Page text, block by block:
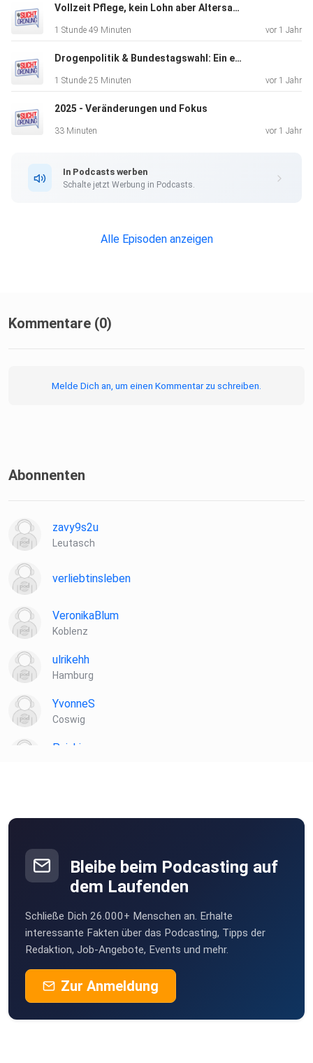
https://bit.ly/3AdiYy8 **Starter Kits: ** Safer-Use:
https://bit.ly/3SDe8QZ Abstinenz: https://bit.ly/4dzjTas
unseren Kanal und aktiviert die Glocke, um keine Updates
zu
UNTERSTÜTZEN
https://bit.ly/4femgRA Hau rein, wir hören uns nächste
Vollzeit Pflege, kein Lohn aber Altersarmut – Wer kümmert sich um Pflegende?
1 Stunde 49 Minuten vor 1 Jahr
Drogenpolitik & Bundestagswahl: Ein ehrliches Gespräch mit Ates Gürpinar
1 Stunde 25 Minuten vor 1 Jahr
2025 - Veränderungen und Fokus
33 Minuten vor 1 Jahr
In Podcasts werben
Schalte jetzt Werbung in Podcasts.
Alle Episoden anzeigen
Kommentare (0)
Melde Dich an, um einen Kommentar zu schreiben.
Abonnenten
zavy9s2u
Leutasch
verliebtinsleben
VeronikaBlum
Koblenz
ulrikehh
Hamburg
YvonneS
Coswig
Puinkie
Bleibe beim Podcasting auf
dem Laufenden
Schließe Dich 26.000+ Menschen an. Erhalte
interessante Fakten über das Podcasting, Tipps der
Redaktion, Job-Angebote, Events und mehr.
Zur Anmeldung